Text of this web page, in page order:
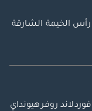
رأس الخيمة الشارقة
فوردلاند روفرهيونداي